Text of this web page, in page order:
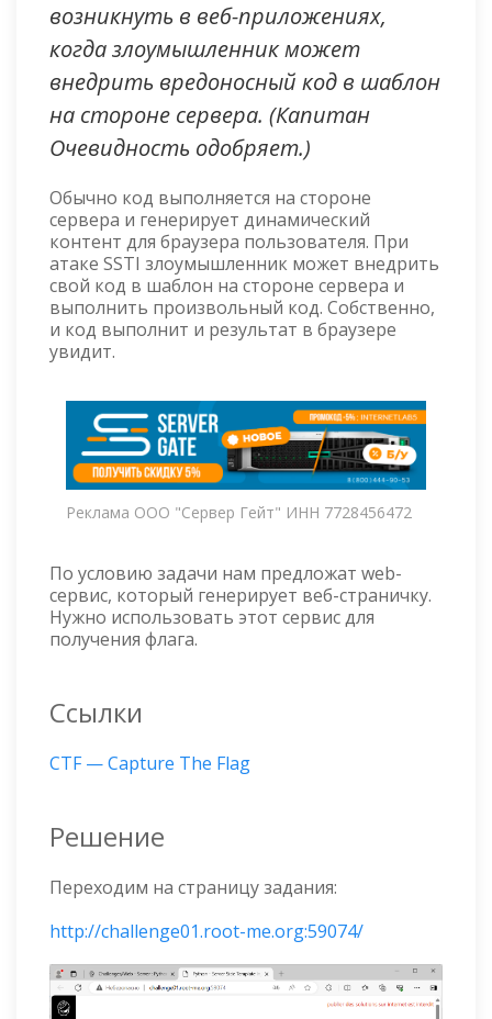
возникнуть в веб-приложениях,
когда злоумышленник может
внедрить вредоносный код в шаблон
на стороне сервера. (Капитан
Очевидность одобряет.)
Обычно код выполняется на стороне
сервера и генерирует динамический
контент для браузера пользователя. При
атаке SSTI злоумышленник может внедрить
свой код в шаблон на стороне сервера и
выполнить произвольный код. Собственно,
и код выполнит и результат в браузере
увидит.
Реклама ООО "Сервер Гейт" ИНН 7728456472
По условию задачи нам предложат web-
сервис, который генерирует веб-страничку.
Нужно использовать этот сервис для
получения флага.
Ссылки
CTF — Capture The Flag
Решение
Переходим на страницу задания:
http://challenge01.root-me.org:59074/